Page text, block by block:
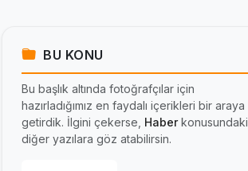
BU KONU
Bu başlık altında fotoğrafçılar için
hazırladığımız en faydalı içerikleri bir araya
getirdik. İlgini çekerse, Haberkonusundaki
diğer yazılara göz atabilirsin.